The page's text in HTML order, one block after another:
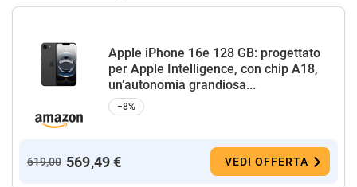
Apple iPhone 16e 128 GB: progettato
per Apple Intelligence, con chip A18,
un’autonomia grandiosa...
−8%
619,00 569,49 € VEDI OFFERTA